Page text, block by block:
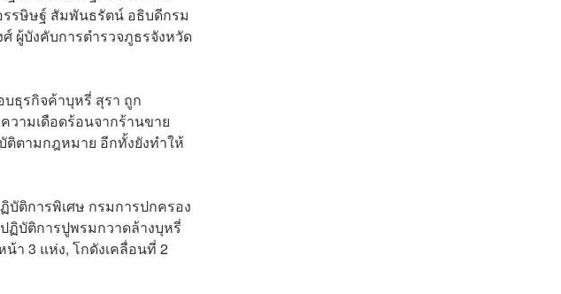
รษิษฐ์ สัมพันธรัตน์ อธิบดีกรม
ผู้บังคับการตำรวจภูธรจังหวัด
ธุรกิจค้าบุหรี่ สุรา ถูก
วามเดือดร้อนจากร้านขาย
ติตามกฎหมาย อีกทั้งยังทำให้
บัติการพิเศษ กรมการปกครอง
ฏิบัติการปูพรมกวาดล้างบุหรี่
า 3 แห่ง, โกดังเคลื่อนที่ 2